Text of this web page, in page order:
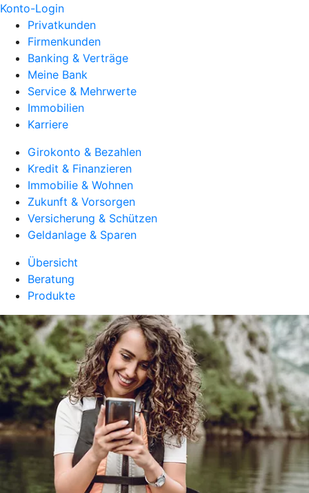
Konto-Login
Privatkunden
Firmenkunden
Banking & Verträge
Meine Bank
Service & Mehrwerte
Immobilien
Karriere
Girokonto & Bezahlen
Kredit & Finanzieren
Immobilie & Wohnen
Zukunft & Vorsorgen
Versicherung & Schützen
Geldanlage & Sparen
Übersicht
Beratung
Produkte